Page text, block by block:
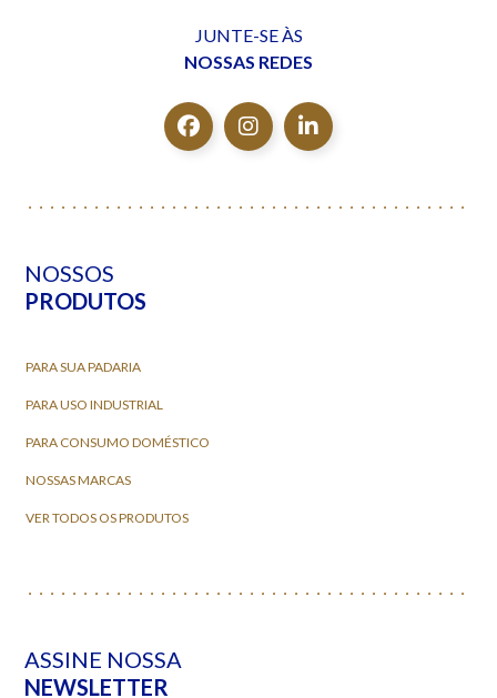
JUNTE-SE ÀS
NOSSAS REDES
NOSSOS
PRODUTOS
PARA SUA PADARIA
PARA USO INDUSTRIAL
PARA CONSUMO DOMÉSTICO
NOSSAS MARCAS
VER TODOS OS PRODUTOS
ASSINE NOSSA
NEWSLETTER